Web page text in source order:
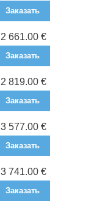
Заказать
2 661.00 €
Заказать
2 819.00 €
Заказать
3 577.00 €
Заказать
3 741.00 €
Заказать